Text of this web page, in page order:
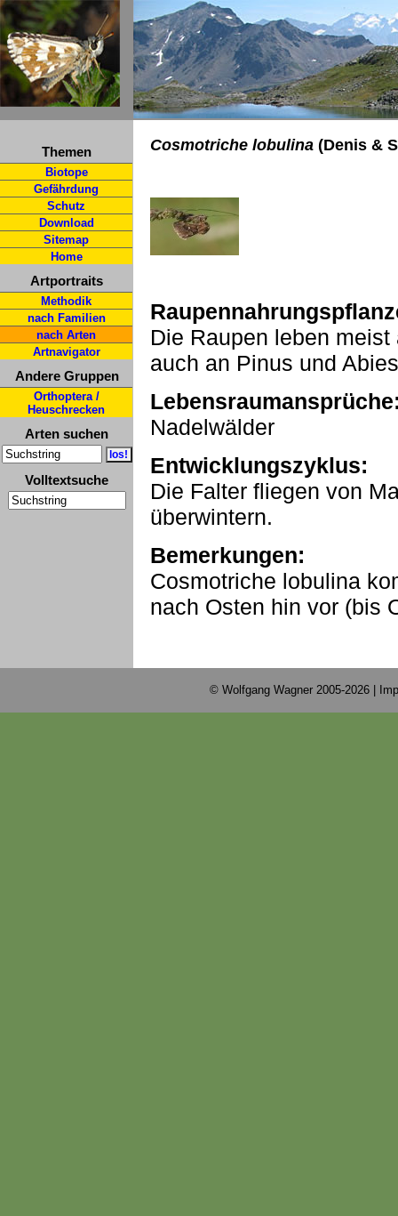
Themen
Biotope
Gefährdung
Schutz
Download
Sitemap
Home
Artportraits
Methodik
nach Familien
nach Arten
Artnavigator
Andere Gruppen
Orthoptera /
Heuschrecken
Arten suchen
Volltextsuche
Cosmotriche lobulina (Denis &
Die Raupen leben
auch an Pinus und
Nadelwälder
Entwicklungszyklus:
Die Falter fliegen von
überwintern.
Bemerkungen:
Cosmotriche lobulina
nach Osten hin vor (bis
© Wolfgang Wagner 2005-2026 |